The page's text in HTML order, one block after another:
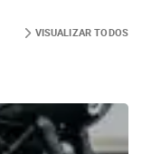
VISUALIZAR TODOS